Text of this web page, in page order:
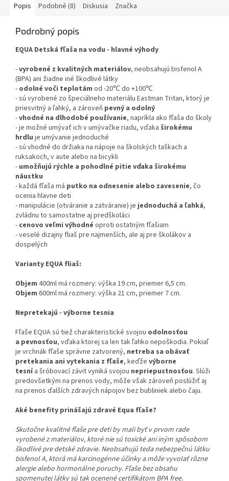
Popis Podobné (8) Diskusia Značka
Podrobný popis
EQUA Detská fľaša na vodu - hlavné výhody
-vyrobené z kvalitných materiálov, neobsahujú bisfenol A
(BPA) ani žiadne iné škodlivé látky
- odolné voči teplotám od -20℃ do +100℃
- sú vyrobené zo špeciálneho materiálu Eastman Tritan, ktorý je
priesvitný a ľahký, a zároveň pevný a odolný
-vhodné na dlhodobé používanie, napríkla ako fľaša do školy
- je možné umývať ich v umývačke riadu, vďaka širokému
hrdlu je umývanie jednoduché
- sú vhodné do držiaka na nápoje na školských taškach a
ruksakoch, v aute alebo na bicykli
- umožňujú rýchle a pohodlné pitie vďaka širokému
náustku
- každá fľaša má putko na odnesenie alebo zavesenie, čo
ocenia hlavne deti
- manipulácie (otváranie a zatváranie) je jednoduchá a ľahká,
zvládnu to samostatne aj predškoláci
- cenovo veľmi výhodné oproti ostatným fľašiam
- veselé dizajny fliaš pre najmenších, ale aj pre školákov a
dospelých
Varianty EQUA fliaš:
Objem 400ml má rozmery: výška 19 cm, priemer 6,5 cm.
Objem 600ml má rozmery: výška 21 cm, priemer 7 cm.
Nepretekajú - výborne tesnia
Fľaše EQUA sú tiež charakteristické svojou odolnosťou
a pevnosťou, vďaka ktorej sa len tak ľahko nepoškodia. Pokiaľ
je vrchnák fľaše správne zatvorený, netreba sa obávať
pretekania ani vytekania z fľaše, keďže výborne
tesnía šróbovací závit vyniká svojou nepriepustnosťou. Slúži
predovšetkým na prenos vody, môže však zároveň poslúžiť aj
na prenos ďalších zdravých nápojov bez bubliniek alebo čaju.
Aké benefity prinášajú zdravé Equa fľaše?
Skutočne kvalitné fľaše pre deti by mali byť v prvom rade
vyrobené z materiálov, ktoré nie sú toxické ani iným spôsobom
škodlivé pre detské zdravie. Neobsahujú teda nebezpečnú látku
bisfenol A, ktorá má karcinogénne účinky a môže vyvolať rôzne
alergie alebo hormonálne poruchy. Fľaše bez obsahu
spomenutej látky sú tak ocenené certifikátom BPA free.